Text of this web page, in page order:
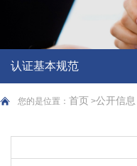
认证基本规范
您的是位置： 首页 >公开信息